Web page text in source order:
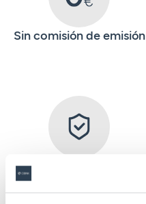
Sin comisión de emisión
Seguro gratuito de
fallecimiento y de
accidente en viajes en